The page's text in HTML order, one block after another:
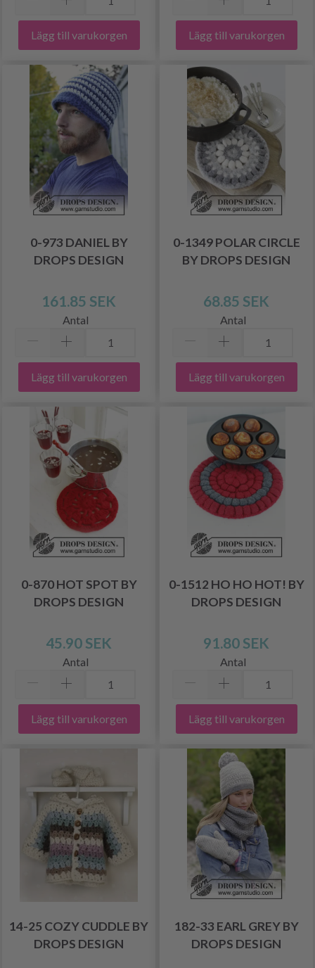
Lägg till varukorgen Lägg till varukorgen
0-973 DANIEL BY
DROPS DESIGN
161.85 SEK
Antal
Lägg till varukorgen
0-1349 POLAR CIRCLE
BY DROPS DESIGN
68.85 SEK
Antal
Lägg till varukorgen
0-870 HOT SPOT BY
DROPS DESIGN
45.90 SEK
Antal
Lägg till varukorgen
0-1512 HO HO HOT! BY
DROPS DESIGN
91.80 SEK
Antal
Lägg till varukorgen
14-25 COZY CUDDLE BY
DROPS DESIGN
182-33 EARL GREY BY
DROPS DESIGN